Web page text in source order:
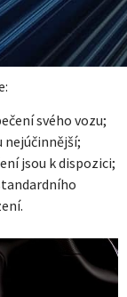
svého vozu;
jsou k dispozici;